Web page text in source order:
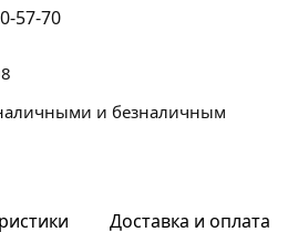
57-70
и безналичным
Доставка и оплата